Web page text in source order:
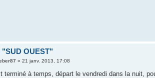
OUEST"
» 21 janv. 2013, 17:08
terminé à temps, départ le vendredi dans la nuit,